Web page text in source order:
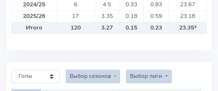
2024/25
6 4.5 0.33 0.83
23.67
2025/26
17 3.35 0.18 0.59
23.18
Итого
120 3.27 0.15 0.23 23.35*
Выбор сезонов Выбор лиги